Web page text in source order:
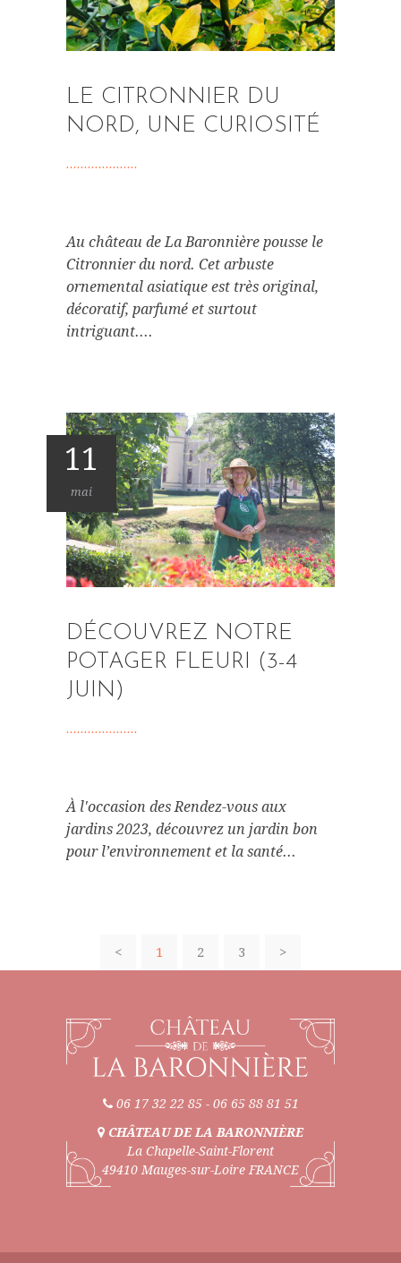
LE CITRONNIER DU
NORD, UNE CURIOSITÉ
Au château de La Baronnière pousse le
Citronnier du nord. Cet arbuste
ornemental asiatique est très original,
décoratif, parfumé et surtout
intriguant....
11
mai
DÉCOUVREZ NOTRE
POTAGER FLEURI (3-4
JUIN)
À l'occasion des Rendez-vous aux
jardins 2023, découvrez un jardin bon
pour l’environnement et la santé...
< 1 2 3 >
06 17 32 22 85- 06 65 88 81 51
CHÂTEAU DE LA BARONNIÈRE
La Chapelle-Saint-Florent
49410 Mauges-sur-Loire FRANCE